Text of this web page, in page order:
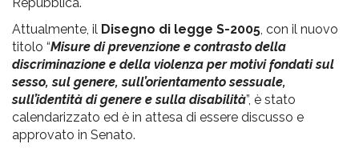
Attualmente, il Disegno di legge S-2005, con il nuovo
titolo “Misure di prevenzione e contrasto della
discriminazione e della violenza per motivi fondati sul
sesso, sul genere, sull’orientamento sessuale,
sull’identità di genere e sulla disabilità”, è stato
calendarizzato ed è in attesa di essere discusso e
approvato in Senato.